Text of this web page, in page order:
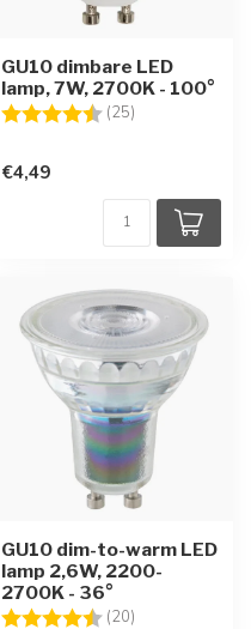
GU10 dimbare LED
lamp, 7W, 2700K - 100°
Beoordeling: (25)
€4,49
GU10 dim-to-warm LED
lamp 2,6W, 2200-
2700K - 36°
Beoordeling: (20)